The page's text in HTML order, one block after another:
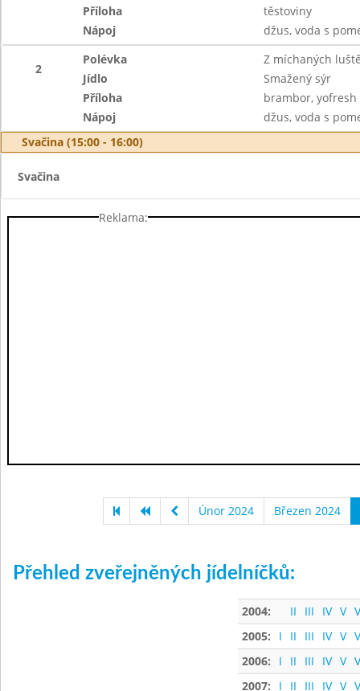
Příloha
těstoviny
Nápoj
džus, voda s
2
Polévka
Z míchaných
Jídlo
Smažený sýr
Příloha
brambor, yofresh
Nápoj
džus, voda s
Svačina (15:00 - 16:00)
Svačina
Reklama:
Únor 2024 Březen 2024
Přehled zveřejněných jídelníčků:
2004: II III IV V
2005:
I II III IV V
2006:
I II III IV V
2007:
I II III IV V